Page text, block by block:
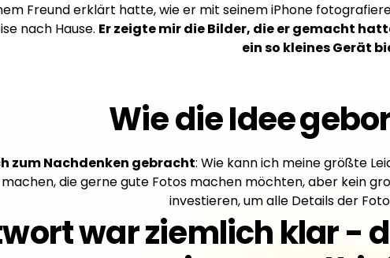
Freund erklärt hatte, wie er mit seinem iPhone
nach Hause. Er zeigte mir die Bilder, die er gemacht
ein so kleines Gerät
Wie die Idee
zum Nachdenken gebracht: Wie kann ich meine größte
die gerne gute Fotos machen möchten, aber kein
investieren, um alle Details der
war ziemlich klar -